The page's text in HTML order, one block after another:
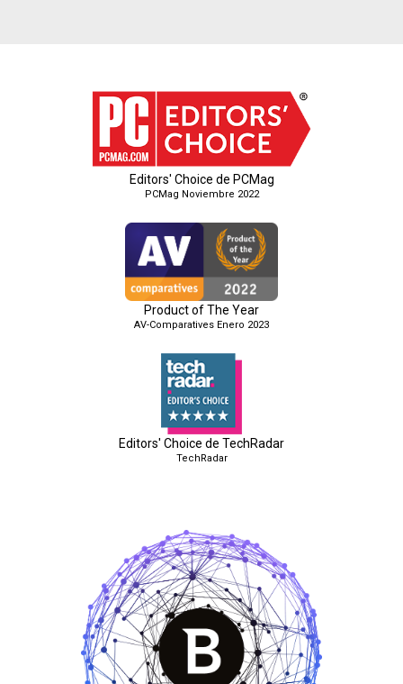
Editors' Choice de PCMag
PCMag Noviembre 2022
Product of The Year
AV-Comparatives Enero 2023
Editors' Choice de TechRadar
TechRadar